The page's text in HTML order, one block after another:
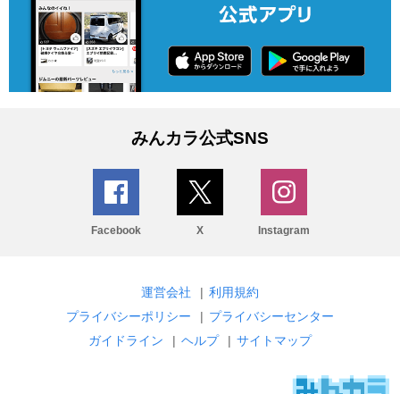
みんカラ公式SNS
Facebook X Instagram
運営会社 | 利用規約
プライバシーポリシー
| プライバシーセンター
ガイドライン
| ヘルプ | サイトマップ